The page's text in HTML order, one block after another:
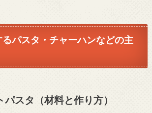
パスタ・チャーハンなどの主
スタ（材料と作り方）